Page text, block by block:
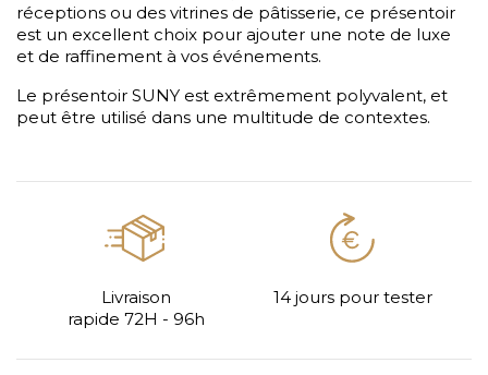
réceptions ou des vitrines de pâtisserie, ce présentoir
est un excellent choix pour ajouter une note de luxe
et de raffinement à vos événements.
Le présentoir SUNY est extrêmement polyvalent, et
peut être utilisé dans une multitude de contextes.
Livraison
rapide 72H - 96h
14 jours pour tester